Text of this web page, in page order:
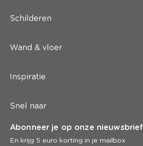
Schilderen
Wand & vloer
Inspiratie
Snel naar
Abonneer je op onze nieuwsbrief
En krijg 5 euro korting in je mailbox